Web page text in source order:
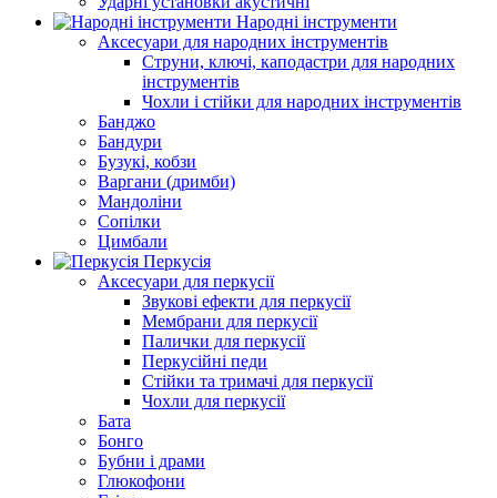
Народні інструменти
Аксесуари для народних інструментів
Струни, ключі, каподастри для народних
інструментів
Чохли і стійки для народних інструментів
Банджо
Бандури
Бузукі, кобзи
Варгани (дримби)
Мандоліни
Сопілки
Цимбали
Перкусія
Аксесуари для перкусії
Звукові ефекти для перкусії
Мембрани для перкусії
Палички для перкусії
Перкусійні педи
Стійки та тримачі для перкусії
Чохли для перкусії
Бата
Бонго
Бубни і драми
Глюкофони